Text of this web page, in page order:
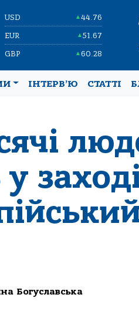
USD ▲44.76
EUR ▲51.67
GBP ▲60.28
ІНТЕРВ’Ю СТАТТІ
Богуславська